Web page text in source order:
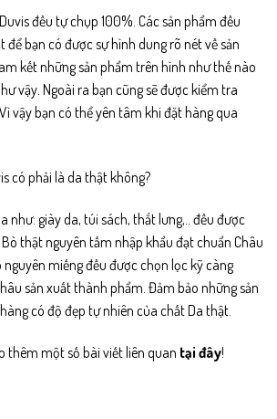
đều tự chụp 100%. Các sản phẩm đều
bạn có được sự hình dung rõ nét về sản
kết những sản phẩm trên hình như thế nào
vậy. Ngoài ra bạn cũng sẽ được kiểm tra
vậy bạn có thể yên tâm khi đặt hàng qua
có phải là da thật không?
như: giày da, túi sách, thắt lưng,.. đều được
thật nguyên tấm nhập khẩu đạt chuẩn Châu
nguyên miếng đều được chọn lọc kỹ càng
sản xuất thành phẩm. Đảm bảo những sản
có độ đẹp tự nhiên của chất Da thật.
thêm một số bài viết liên quan tại đây!